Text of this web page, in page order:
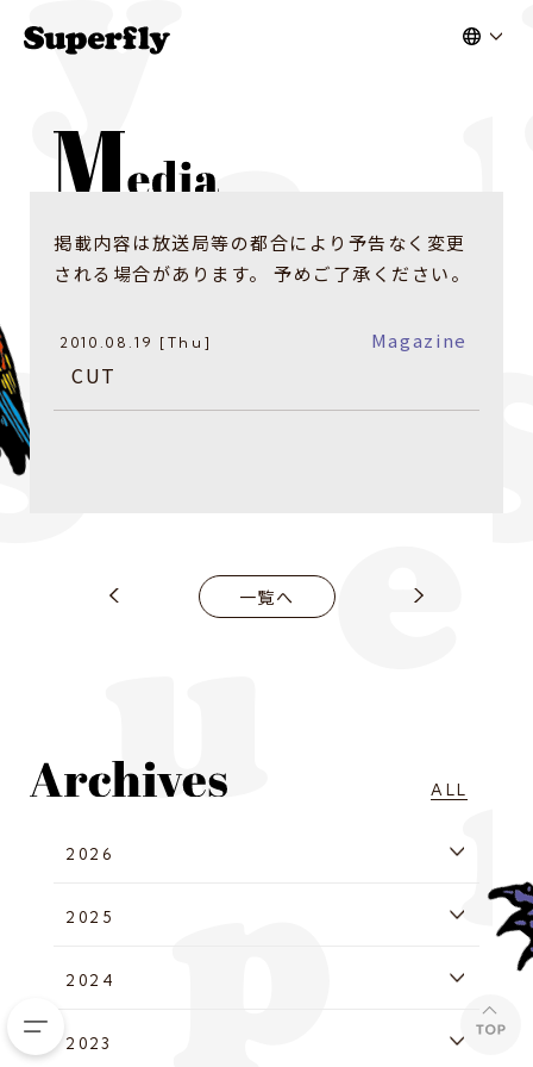
掲載内容は放送局等の都合により予告なく変更
される場合があります。 予めご了承ください。
2010.08.19 [Thu] Magazine
CUT
一覧へ
ALL
2026
2025
2024
2023